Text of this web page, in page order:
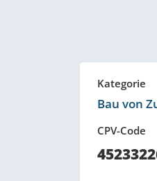
Kategorie
Bau von
CPV-Code